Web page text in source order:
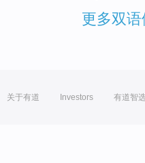
更多双语
关于有道 Investors 有道智